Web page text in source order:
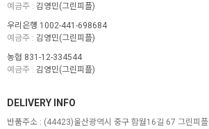
예금주 : 김영민(그린피플)
우리은행 1002-441-698684
예금주 : 김영민(그린피플)
농협 831-12-334544
예금주 : 김영민(그린피플)
DELIVERY INFO
반품주소 : (44423)울산광역시 중구 함월16길 67 그린피플